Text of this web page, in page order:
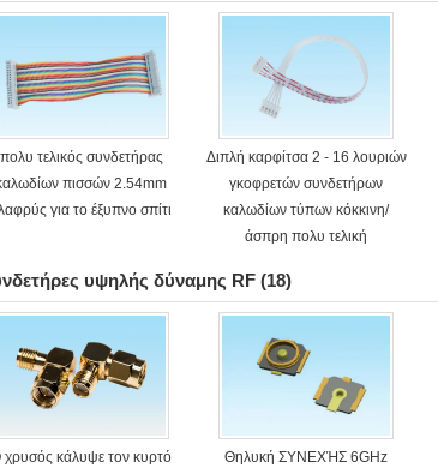
πολυ τελικός συνδετήρας
πισσών 2.54mm
για το έξυπνο σπίτι
Διπλή καρφίτσα 2 - 16 λουριών
γκοφρετών συνδετήρων
καλωδίων τύπων κόκκινη/
άσπρη πολυ τελική
υψηλής δύναμης RF (18)
χρυσός κάλυψε τον κυρτό
Θηλυκή ΣΥΝΕΧΉΣ 6GHz